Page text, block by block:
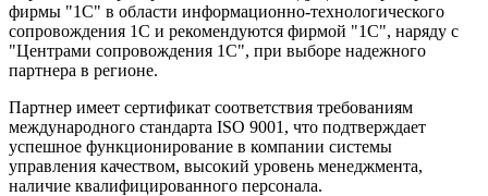
фирмы "1С" в области информационно-технологического
сопровождения 1C и рекомендуются фирмой "1С", наряду с
"Центрами сопровождения 1С", при выборе надежного
партнера в регионе.
Партнер имеет сертификат соответствия требованиям
международного стандарта ISO 9001, что подтверждает
успешное функционирование в компании системы
управления качеством, высокий уровень менеджмента,
наличие квалифицированного персонала.